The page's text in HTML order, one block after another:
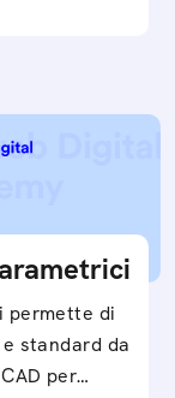
permette di
standard da
per…